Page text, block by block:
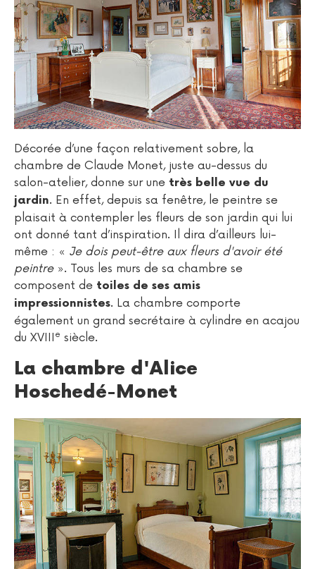
Décorée d’une façon relativement sobre, la
chambre de Claude Monet, juste au-dessus du
salon-atelier, donne sur une très belle vue du
jardin. En effet, depuis sa fenêtre, le peintre se
plaisait à contempler les fleurs de son jardin qui lui
ont donné tant d’inspiration. Il dira d’ailleurs lui-
même : « Je dois peut-être aux fleurs d'avoir été
peintre». Tous les murs de sa chambre se
composent de toiles de ses amis
impressionnistes. La chambre comporte
également un grand secrétaire à cylindre en acajou
du XVIII e siècle.
La chambre d'Alice
Hoschedé-Monet